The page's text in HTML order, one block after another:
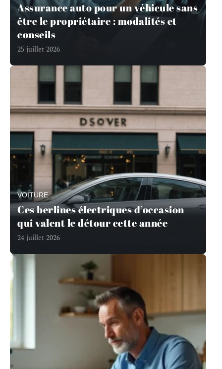
Assurance auto pour un véhicule sans
être le propriétaire : modalités et
conseils
25 juillet 2026
VOITURE
Ces berlines électriques d’occasion
qui valent le détour cette année
24 juillet 2026